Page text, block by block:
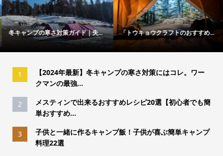
冬キャンプの寒さ対策ガイド｜失... 「トウキョウクラフトのおすすめ...
1
【2024年最新】冬キャンプの寒さ対策にはコレ。ワー
クマンの最強...
2
メスティンで出来るおすすめレシピ20選【初心者でも簡
単おすすめ...
3
子供と一緒に作るキャンプ飯！子供が喜ぶ簡単キャンプ
料理22選